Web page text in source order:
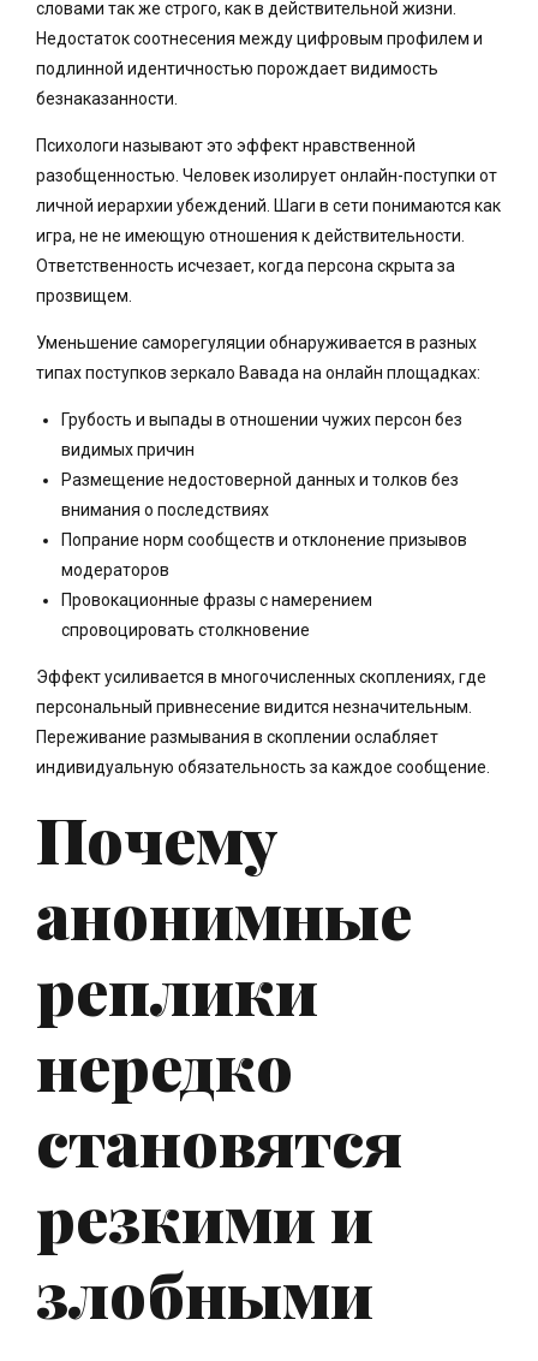
словами так же строго, как в действительной жизни.
Недостаток соотнесения между цифровым профилем и
подлинной идентичностью порождает видимость
безнаказанности.
Психологи называют это эффект нравственной
разобщенностью. Человек изолирует онлайн-поступки от
личной иерархии убеждений. Шаги в сети понимаются как
игра, не не имеющую отношения к действительности.
Ответственность исчезает, когда персона скрыта за
прозвищем.
Уменьшение саморегуляции обнаруживается в разных
типах поступков зеркало Вавада на онлайн площадках:
Грубость и выпады в отношении чужих персон без
видимых причин
Размещение недостоверной данных и толков без
внимания о последствиях
Попрание норм сообществ и отклонение призывов
модераторов
Провокационные фразы с намерением
спровоцировать столкновение
Эффект усиливается в многочисленных скоплениях, где
персональный привнесение видится незначительным.
Переживание размывания в скоплении ослабляет
индивидуальную обязательность за каждое сообщение.
Почему
анонимные
реплики
нередко
становятся
резкими и
злобными